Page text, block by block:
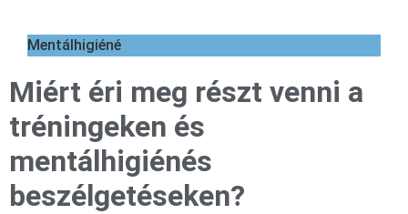
Mentálhigiéné
Miért éri meg részt venni a
tréningeken és
mentálhigiénés
beszélgetéseken?